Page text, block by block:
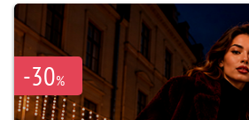
-30%